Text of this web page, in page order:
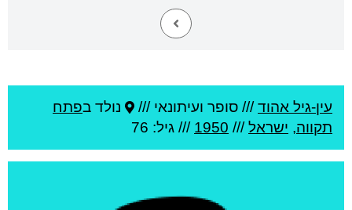
עין-גיל אהוד/// סופר ועיתונאי /// נולד בפתח
תקווה, ישראל///
1950 /// גיל: 76